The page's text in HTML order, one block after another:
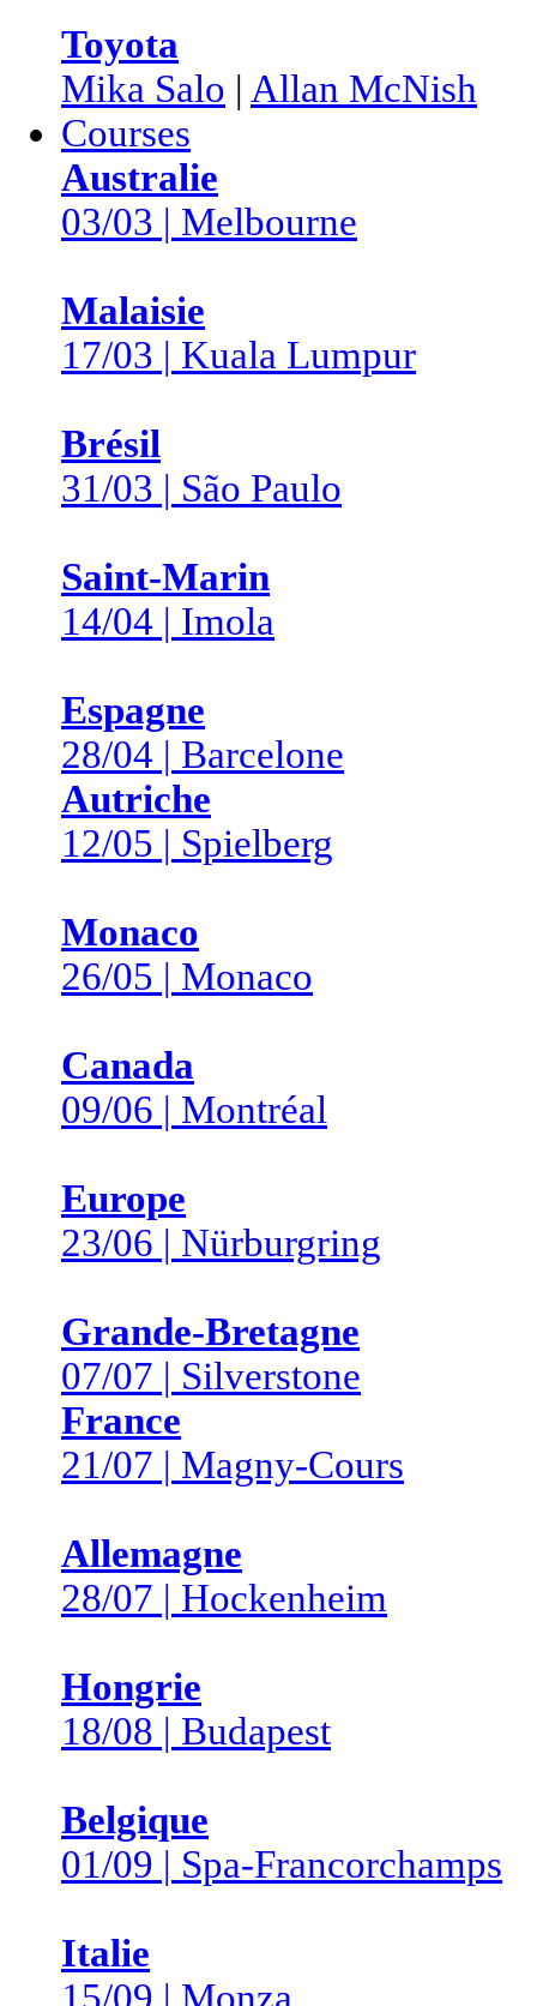
Toyota
Mika Salo | Allan McNish
Courses
Australie
03/03 | Melbourne
Malaisie
17/03 | Kuala Lumpur
Brésil
31/03 | São Paulo
Saint-Marin
14/04 | Imola
Espagne
28/04 | Barcelone
Autriche
12/05 | Spielberg
Monaco
26/05 | Monaco
Canada
09/06 | Montréal
Europe
23/06 | Nürburgring
Grande-Bretagne
07/07 | Silverstone
France
21/07 | Magny-Cours
Allemagne
28/07 | Hockenheim
Hongrie
18/08 | Budapest
Belgique
01/09 | Spa-Francorchamps
Italie